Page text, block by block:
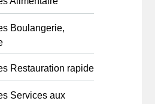
Boulangerie,
Restauration rapide
Services aux